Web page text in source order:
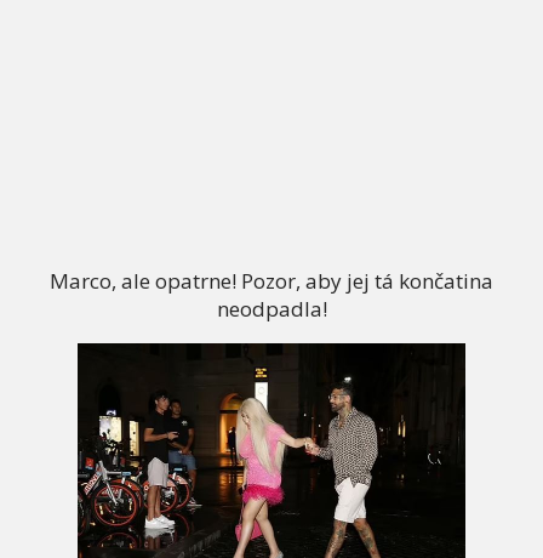
Marco, ale opatrne! Pozor, aby jej tá končatina
neodpadla!